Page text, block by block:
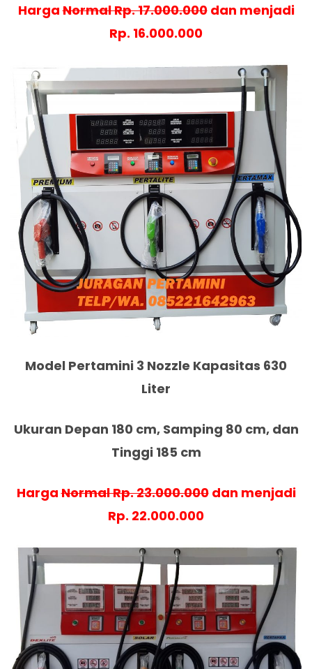
HargaNormal Rp. 17.000.000dan menjadi
Rp. 16.000.000
Model Pertamini 3 Nozzle Kapasitas 630
Liter
Ukuran Depan 180 cm, Samping 80 cm, dan
Tinggi 185 cm
HargaNormal Rp. 23.000.000dan menjadi
Rp. 22.000.000